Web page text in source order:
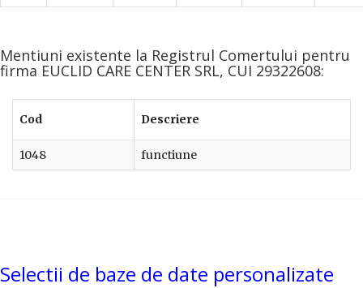
Mentiuni existente la Registrul Comertului pentru
firma EUCLID CARE CENTER SRL, CUI 29322608:
Cod Descriere
1048 functiune
Selectii de baze de date personalizate